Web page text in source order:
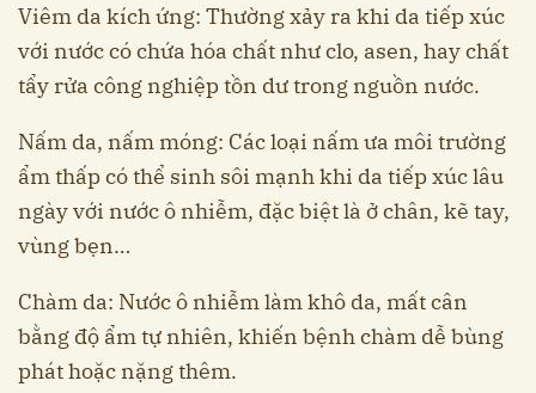
Viêm da kích ứng: Thường xảy ra khi da tiếp xúc
với nước có chứa hóa chất như clo, asen, hay chất
tẩy rửa công nghiệp tồn dư trong nguồn nước.
Nấm da, nấm móng: Các loại nấm ưa môi trường
ẩm thấp có thể sinh sôi mạnh khi da tiếp xúc lâu
ngày với nước ô nhiễm, đặc biệt là ở chân, kẽ tay,
vùng bẹn…
Chàm da: Nước ô nhiễm làm khô da, mất cân
bằng độ ẩm tự nhiên, khiến bệnh chàm dễ bùng
phát hoặc nặng thêm.